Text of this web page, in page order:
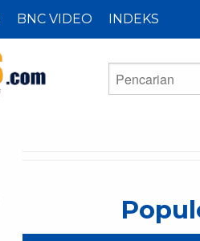
BNC VIDEO INDEKS